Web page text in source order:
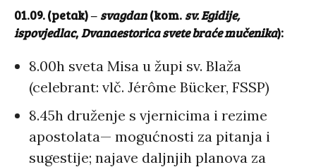
01.09. (petak)‒ svagdan(kom. sv. Egidije,
ispovjedlac,Dvanaestorica svete braće mučenika):
8.00h sveta Misa u župi sv. Blaža
(celebrant: vlč. Jérôme Bücker, FSSP)
8.45h druženje s vjernicima i rezime
apostolata— mogućnosti za pitanja i
sugestije; najave daljnjih planova za